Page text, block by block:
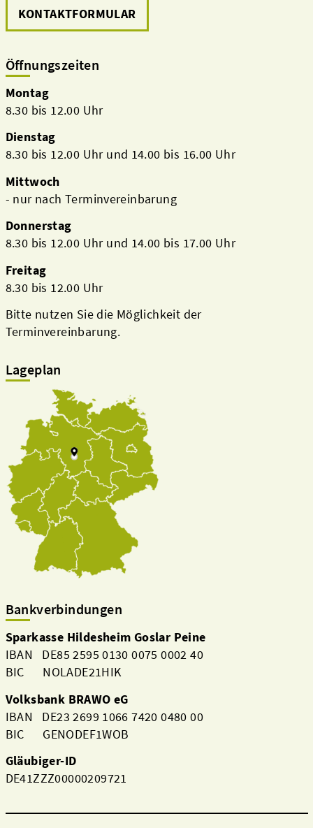
Beteiligungsbericht
Pflichtumtausch
KONTAKTFORMULAR
Öffnungszeiten
Montag
8.30 bis 12.00 Uhr
Dienstag
8.30 bis 12.00 Uhr und 14.00 bis 16.00 Uhr
Mittwoch
- nur nach Terminvereinbarung
Donnerstag
8.30 bis 12.00 Uhr und 14.00 bis 17.00 Uhr
Freitag
8.30 bis 12.00 Uhr
Bitte nutzen Sie die Möglichkeit der
Terminvereinbarung.
Lageplan
Bankverbindungen
Sparkasse Hildesheim Goslar Peine
IBAN DE85 2595 0130 0075 0002 40
BIC NOLADE21HIK
Volksbank BRAWO eG
IBAN DE23 2699 1066 7420 0480 00
BIC GENODEF1WOB
Gläubiger-ID
DE41ZZZ00000209721